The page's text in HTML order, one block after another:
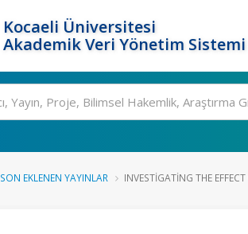
Kocaeli Üniversitesi
Akademik Veri Yönetim Sistemi
SON EKLENEN YAYINLAR INVESTIGATING THE